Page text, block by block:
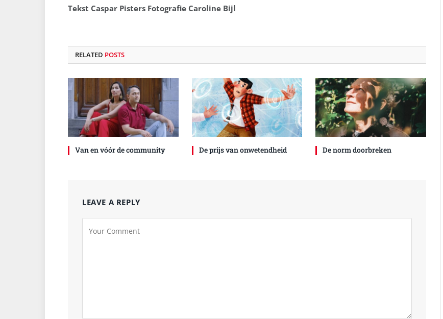
Tekst Caspar Pisters Fotografie Caroline Bijl
RELATED POSTS
Van en vóór de community De prijs van onwetendheid De norm doorbreken
LEAVE A REPLY